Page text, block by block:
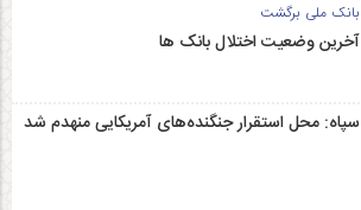
بانک ملی برگشت
آخرین وضعیت اختلال بانک ها
سپاه: محل استقرار جنگنده‌های آمریکایی منهدم شد